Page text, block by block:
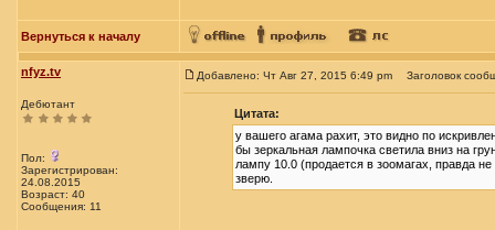
Вернуться к началу
nfyz.tv
Дебютант
Пол:
Зарегистрирован:
24.08.2015
Возраст: 40
Сообщения: 11
Добавлено: Чт Авг 27, 2015 6:49 pm Заголовок
Цитата:
у вашего агама рахит, это видно по
бы зеркальная лампочка светила вниз на
лампу 10.0 (продается в зоомагах, правда
зверю.